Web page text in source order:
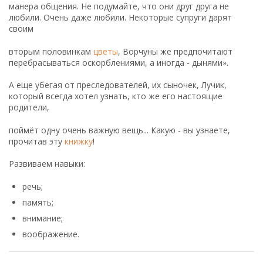
манера общения. Не подумайте, что они друг друга не
любили. Очень даже любили. Некоторые супруги дарят
своим
вторым половинкам цветы, Ворчуны же предпочитают
перебрасываться оскорблениями, а иногда - дынями».
А еще убегая от преследователей, их сыночек, Лучик,
который всегда хотел узнать, кто же его настоящие
родители,
поймёт одну очень важную вещь... Какую - вы узнаете,
прочитав эту книжку!
Развиваем навыки:
речь;
память;
внимание;
воображение.